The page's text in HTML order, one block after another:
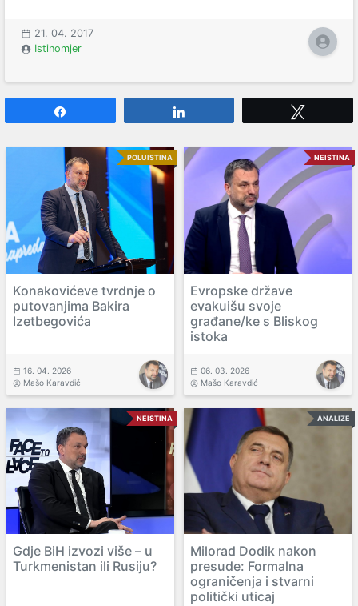
21. 04. 2017
Istinomjer
POLUISTINA
Konakovićeve tvrdnje o
putovanjima Bakira
Izetbegovića
16. 04. 2026
Mašo Karavdić
NEISTINA
Evropske države
evakuišu svoje
građane/ke s Bliskog
istoka
06. 03. 2026
Mašo Karavdić
NEISTINA
Gdje BiH izvozi više – u
Turkmenistan ili Rusiju?
ANALIZE
Milorad Dodik nakon
presude: Formalna
ograničenja i stvarni
politički uticaj